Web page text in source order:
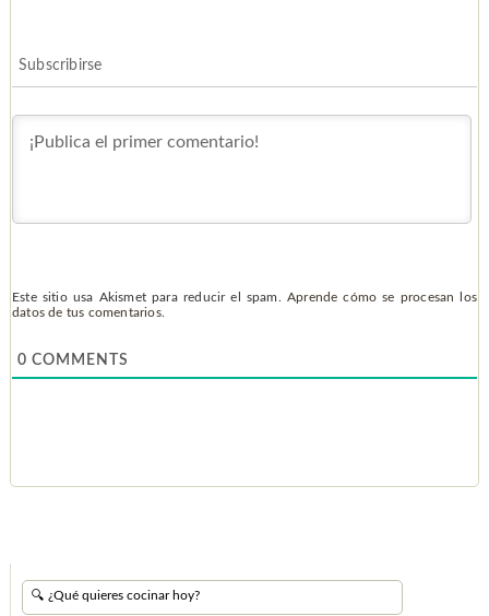
Subscribirse
Este sitio usa Akismet para reducir el spam. Aprende cómo se procesan los
datos de tus comentarios.
0 COMMENTS